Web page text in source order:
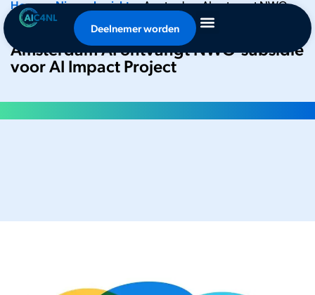
Deelnemer worden
Home•Nieuwsbericht•Amsterdam AI ontvangt NWO-
subsidie voor AI Impact Project
Amsterdam AI ontvangt NWO-subsidie
voor AI Impact Project